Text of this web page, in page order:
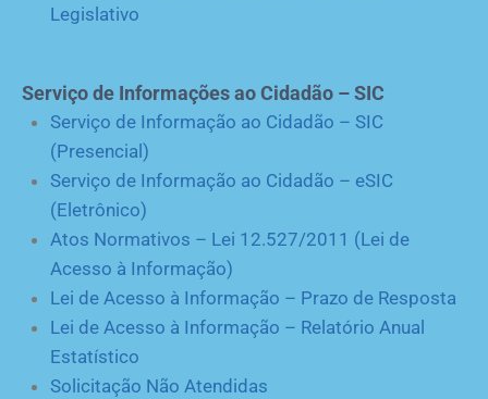
Legislativo
Serviço de Informações ao Cidadão – SIC
Serviço de Informação ao Cidadão – SIC
(Presencial)
Serviço de Informação ao Cidadão – eSIC
(Eletrônico)
Atos Normativos – Lei 12.527/2011 (Lei de
Acesso à Informação)
Lei de Acesso à Informação – Prazo de Resposta
Lei de Acesso à Informação – Relatório Anual
Estatístico
Solicitação Não Atendidas